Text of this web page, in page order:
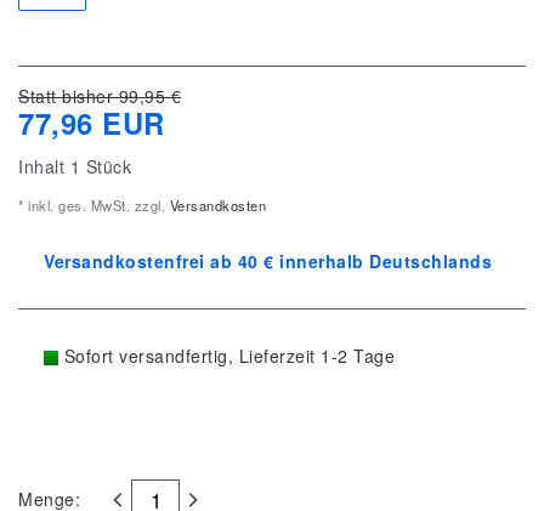
Statt bisher 99,95 €
77,96 EUR
Inhalt 1 Stück
* inkl. ges. MwSt. zzgl. Versandkosten
Versandkostenfrei ab 40 € innerhalb Deutschlands
Sofort versandfertig, Lieferzeit 1-2 Tage
Menge: